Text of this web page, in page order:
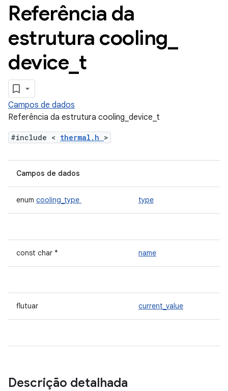
Referência da
estrutura cooling
device t
Campos de dados
Referência da estrutura cooling_device_t
#include < thermal.h >
Campos de dados
enum cooling_type type
const char * name
flutuar current_value
Descrição detalhada